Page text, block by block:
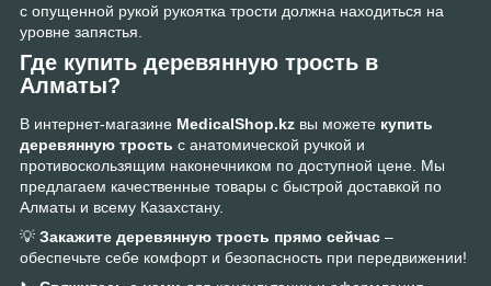
с опущенной рукой рукоятка трости должна находиться на
уровне запястья.
Где купить деревянную трость в
Алматы?
В интернет-магазине MedicalShop.kz вы можете купить
деревянную трость с анатомической ручкой и
противоскользящим наконечником по доступной цене. Мы
предлагаем качественные товары с быстрой доставкой по
Алматы и всему Казахстану.
💡 Закажите деревянную трость прямо сейчас –
обеспечьте себе комфорт и безопасность при передвижении!